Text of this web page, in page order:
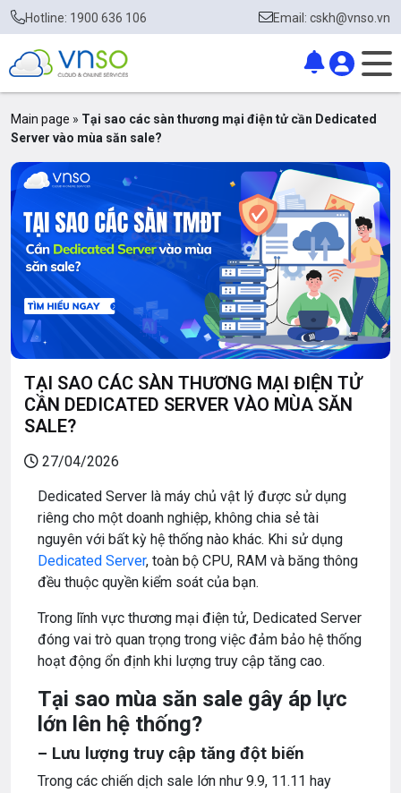
Hotline: 1900 636 106 Email: cskh@vnso.vn
Main page » Tại sao các sàn thương mại điện tử cần Dedicated
Server vào mùa săn sale?
TẠI SAO CÁC SÀN THƯƠNG MẠI ĐIỆN TỬ
CẦN DEDICATED SERVER VÀO MÙA SĂN
SALE?
27/04/2026
Dedicated Server là máy chủ vật lý được sử dụng
riêng cho một doanh nghiệp, không chia sẻ tài
nguyên với bất kỳ hệ thống nào khác. Khi sử dụng
Dedicated Server, toàn bộ CPU, RAM và băng thông
đều thuộc quyền kiểm soát của bạn.
Trong lĩnh vực thương mại điện tử, Dedicated Server
đóng vai trò quan trọng trong việc đảm bảo hệ thống
hoạt động ổn định khi lượng truy cập tăng cao.
Tại sao mùa săn sale gây áp lực
lớn lên hệ thống?
– Lưu lượng truy cập tăng đột biến
Trong các chiến dịch sale lớn như 9.9, 11.11 hay